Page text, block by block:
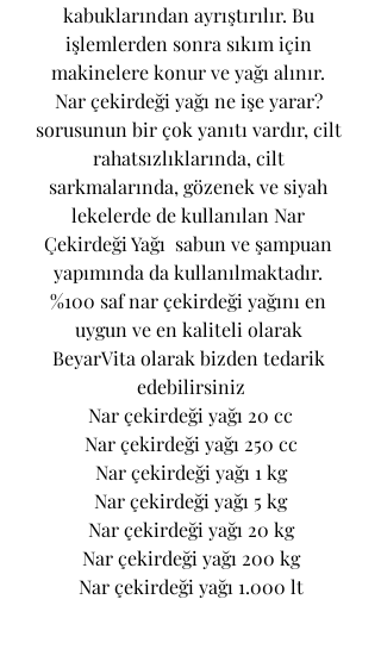
kabuklarından ayrıştırılır. Bu
işlemlerden sonra sıkım için
makinelere konur ve yağı alınır.
Nar çekirdeği yağı ne işe yarar?
sorusunun bir çok yanıtı vardır, cilt
rahatsızlıklarında, cilt
sarkmalarında, gözenek ve siyah
lekelerde de kullanılan Nar
Çekirdeği Yağı  sabun ve şampuan
yapımında da kullanılmaktadır.
%100 saf nar çekirdeği yağını en
uygun ve en kaliteli olarak
BeyarVita olarak bizden tedarik
edebilirsiniz
Nar çekirdeği yağı 20 cc
Nar çekirdeği yağı 250 cc
Nar çekirdeği yağı 1 kg
Nar çekirdeği yağı 5 kg
Nar çekirdeği yağı 20 kg
Nar çekirdeği yağı 200 kg
Nar çekirdeği yağı 1.000 lt